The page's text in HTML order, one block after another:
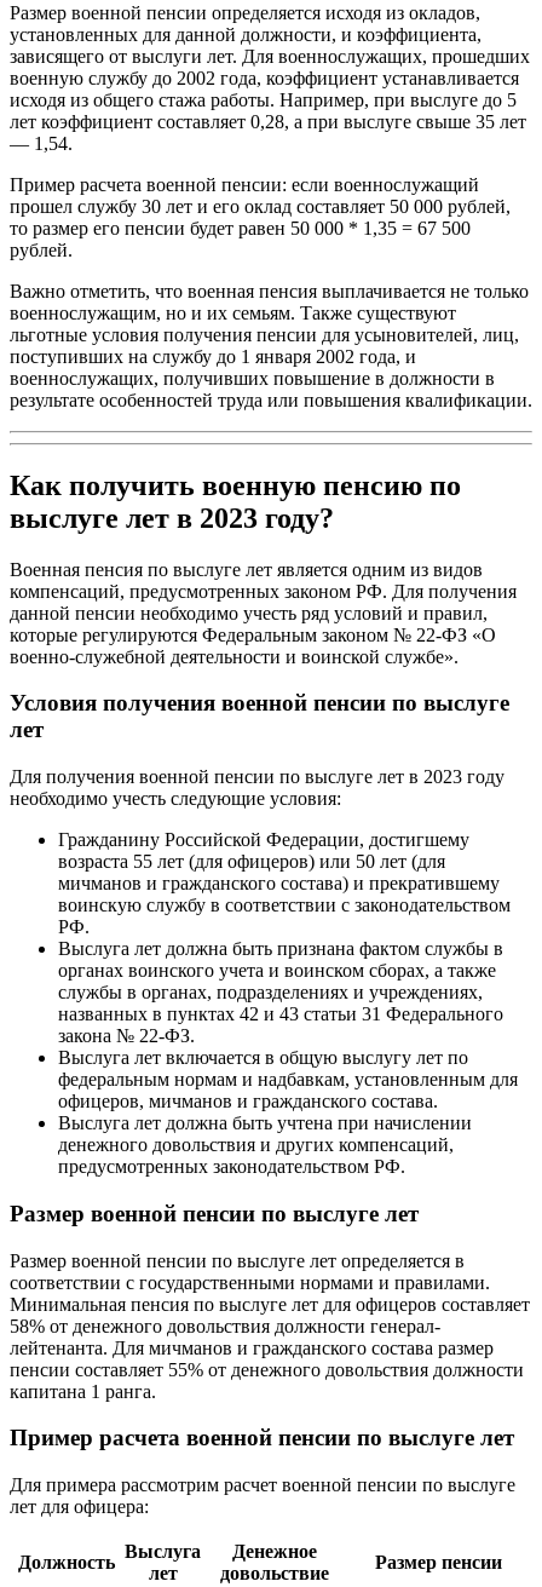
Размер военной пенсии определяется исходя из окладов,
установленных для данной должности, и коэффициента,
зависящего от выслуги лет. Для военнослужащих, прошедших
военную службу до 2002 года, коэффициент устанавливается
исходя из общего стажа работы. Например, при выслуге до 5
лет коэффициент составляет 0,28, а при выслуге свыше 35 лет
— 1,54.
Пример расчета военной пенсии: если военнослужащий
прошел службу 30 лет и его оклад составляет 50 000 рублей,
то размер его пенсии будет равен 50 000 * 1,35 = 67 500
рублей.
Важно отметить, что военная пенсия выплачивается не только
военнослужащим, но и их семьям. Также существуют
льготные условия получения пенсии для усыновителей, лиц,
поступивших на службу до 1 января 2002 года, и
военнослужащих, получивших повышение в должности в
результате особенностей труда или повышения квалификации.
Как получить военную пенсию по
выслуге лет в 2023 году?
Военная пенсия по выслуге лет является одним из видов
компенсаций, предусмотренных законом РФ. Для получения
данной пенсии необходимо учесть ряд условий и правил,
которые регулируются Федеральным законом № 22-ФЗ «О
военно-служебной деятельности и воинской службе».
Условия получения военной пенсии по выслуге
лет
Для получения военной пенсии по выслуге лет в 2023 году
необходимо учесть следующие условия:
Гражданину Российской Федерации, достигшему
возраста 55 лет (для офицеров) или 50 лет (для
мичманов и гражданского состава) и прекратившему
воинскую службу в соответствии с законодательством
РФ.
Выслуга лет должна быть признана фактом службы в
органах воинского учета и воинском сборах, а также
службы в органах, подразделениях и учреждениях,
названных в пунктах 42 и 43 статьи 31 Федерального
закона № 22-ФЗ.
Выслуга лет включается в общую выслугу лет по
федеральным нормам и надбавкам, установленным для
офицеров, мичманов и гражданского состава.
Выслуга лет должна быть учтена при начислении
денежного довольствия и других компенсаций,
предусмотренных законодательством РФ.
Размер военной пенсии по выслуге лет
Размер военной пенсии по выслуге лет определяется в
соответствии с государственными нормами и правилами.
Минимальная пенсия по выслуге лет для офицеров составляет
58% от денежного довольствия должности генерал-
лейтенанта. Для мичманов и гражданского состава размер
пенсии составляет 55% от денежного довольствия должности
капитана 1 ранга.
Пример расчета военной пенсии по выслуге лет
Для примера рассмотрим расчет военной пенсии по выслуге
лет для офицера:
Должность
Выслуга
лет
Денежное
довольствие
Размер пенсии